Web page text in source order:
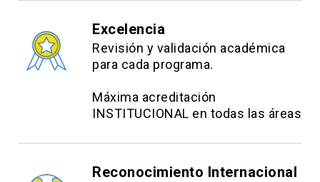
Excelencia
Revisión y validación académica
para cada programa.
Máxima acreditación
INSTITUCIONAL en todas las áreas
Reconocimiento Internacional